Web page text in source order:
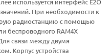
При необходимости к
радиостанцию с помощью
беспроводного RAM4X
связи между двумя
Корпус устройства